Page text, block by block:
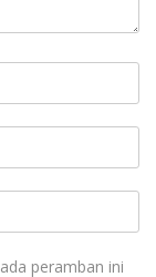
peramban ini